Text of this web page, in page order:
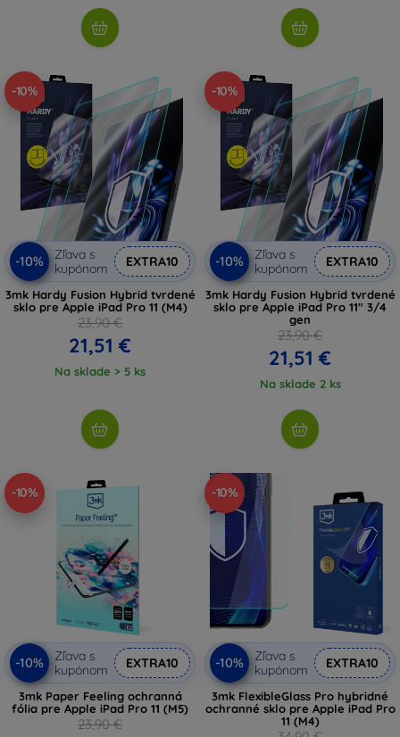
-10%
-10%
Zľava s
kupónom
EXTRA10
3mk Hardy Fusion Hybrid tvrdené
sklo pre Apple iPad Pro 11 (M4)
23,90 €
21,51 €
Na sklade > 5 ks
-10%
-10%
Zľava s
kupónom
EXTRA10
3mk Hardy Fusion Hybrid tvrdené
sklo pre Apple iPad Pro 11" 3/4
gen
23,90 €
21,51 €
Na sklade 2 ks
-10%
-10%
Zľava s
kupónom
EXTRA10
3mk Paper Feeling ochranná
fólia pre Apple iPad Pro 11 (M5)
23,90 €
-10%
-10%
Zľava s
kupónom
EXTRA10
3mk FlexibleGlass Pro hybridné
ochranné sklo pre Apple iPad Pro
11 (M4)